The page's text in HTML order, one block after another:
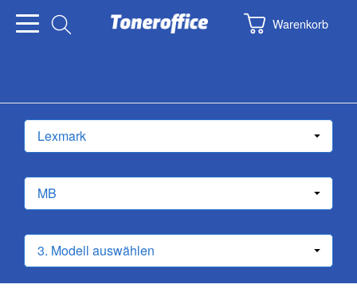
Warenkorb